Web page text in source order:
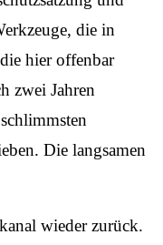
die in
hier offenbar
zwei Jahren
Die langsamen
wieder zurück.